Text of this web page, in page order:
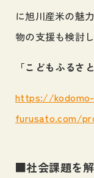
に旭川産米の魅
物の支援も検討
「こどもふるさ
https://kodomo-
furusato.com/
■社会課題を